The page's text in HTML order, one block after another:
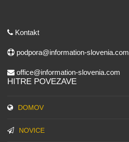
Kontakt
podpora@information-slovenia.com
office@information-slovenia.com
HITRE POVEZAVE
DOMOV
NOVICE